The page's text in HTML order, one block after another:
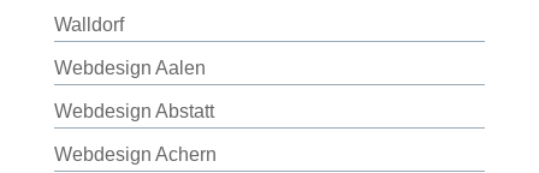
Walldorf
Webdesign Aalen
Webdesign Abstatt
Webdesign Achern